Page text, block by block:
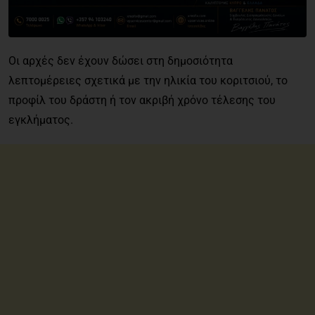
Οι αρχές δεν έχουν δώσει στη δημοσιότητα
λεπτομέρειες σχετικά με την ηλικία του κοριτσιού, το
προφίλ του δράστη ή τον ακριβή χρόνο τέλεσης του
εγκλήματος.